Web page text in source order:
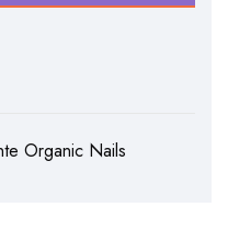
Organic Nails